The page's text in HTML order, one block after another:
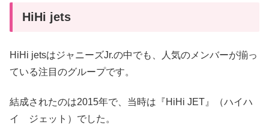
HiHi jets
HiHi jetsはジャニーズJr.の中でも、人気のメンバーが揃っ
ている注目のグループです。
結成されたのは2015年で、当時は『HiHi JET』（ハイハ
イ ジェット）でした。